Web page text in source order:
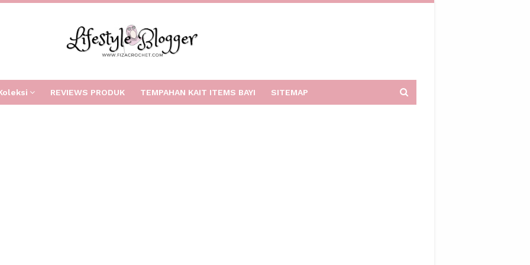
REVIEWS PRODUK TEMPAHAN KAIT ITEMS BAYI SITEMAP